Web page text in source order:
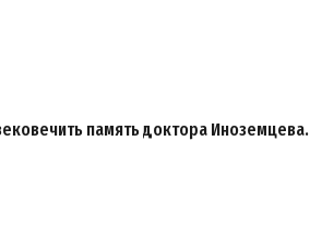
память доктора Иноземцева.